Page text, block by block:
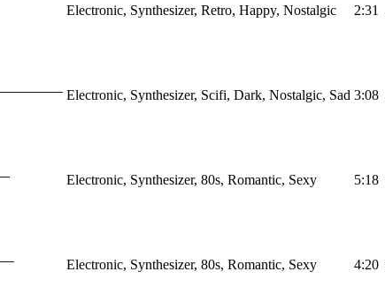
Electronic, Synthesizer, Retro, Happy, Nostalgic 2:31
Electronic, Synthesizer, Scifi, Dark, Nostalgic, Sad 3:08
Electronic, Synthesizer, 80s, Romantic, Sexy 5:18
Electronic, Synthesizer, 80s, Romantic, Sexy 4:20